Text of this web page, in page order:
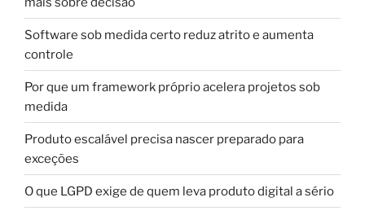
Software sob medida certo reduz atrito e aumenta
controle
Por que um framework próprio acelera projetos sob
medida
Produto escalável precisa nascer preparado para
exceções
O que LGPD exige de quem leva produto digital a sério